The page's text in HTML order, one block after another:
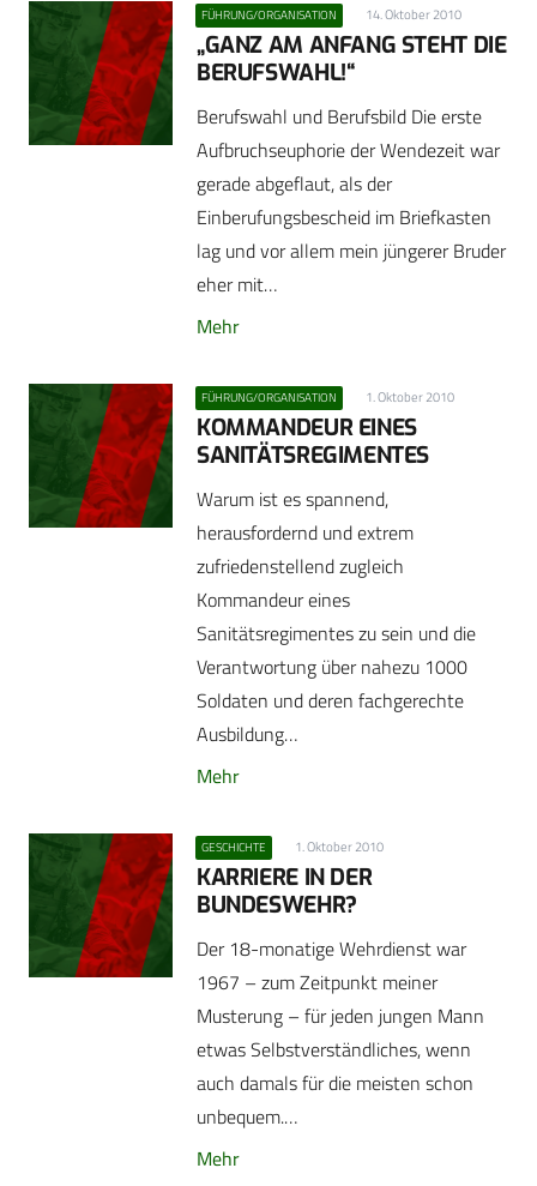
FÜHRUNG/ORGANISATION 14. Oktober 2010
„GANZ AM ANFANG STEHT DIE
BERUFSWAHL!“
Berufswahl und Berufsbild Die erste
Aufbruchseuphorie der Wendezeit war
gerade abgeflaut, als der
Einberufungsbescheid im Briefkasten
lag und vor allem mein jüngerer Bruder
eher mit…
Mehr
FÜHRUNG/ORGANISATION 1. Oktober 2010
KOMMANDEUR EINES
SANITÄTSREGIMENTES
Warum ist es spannend,
herausfordernd und extrem
zufriedenstellend zugleich
Kommandeur eines
Sanitätsregimentes zu sein und die
Verantwortung über nahezu 1000
Soldaten und deren fachgerechte
Ausbildung…
Mehr
GESCHICHTE 1. Oktober 2010
KARRIERE IN DER
BUNDESWEHR?
Der 18-monatige Wehrdienst war
1967 – zum Zeitpunkt meiner
Musterung – für jeden jungen Mann
etwas Selbstverständliches, wenn
auch damals für die meisten schon
unbequem.…
Mehr